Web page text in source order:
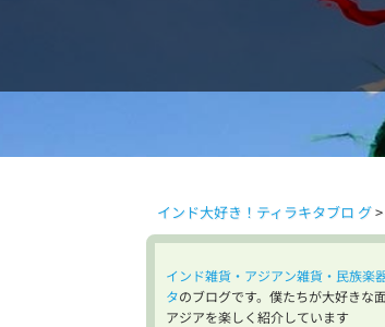
インド大好き！ティラキタブロ グ
インド雑貨・アジアン雑貨・民族楽
タのブログです。僕たちが大好きな
アジアを楽しく紹介しています